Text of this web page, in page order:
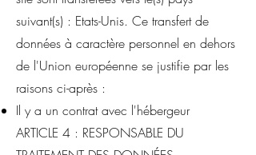
suivant(s) : Etats-Unis. Ce transfert de
données à caractère personnel en dehors
de l'Union européenne se justifie par les
raisons ci-après :
Il y a un contrat avec l'hébergeur
ARTICLE 4 : RESPONSABLE DU